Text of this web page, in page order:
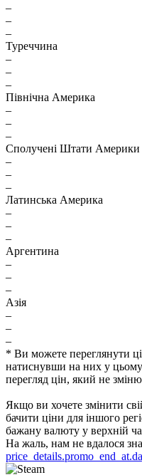
–
–
–
Туреччина
–
–
–
Північна Америка
–
–
–
Сполучені Штати Америки
–
–
–
Латинська Америка
–
–
–
Аргентина
–
–
–
Азія
–
–
–
* Ви можете переглянути
натиснувши на них у
перегляд цін, який не
Якщо ви хочете змінити
бачити ціни для іншого
бажану валюту у верхній
На жаль, нам не вдалося